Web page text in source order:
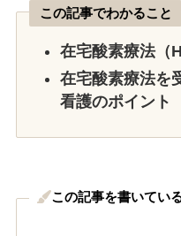
この記事でわかること
在宅酸素療法（
在宅酸素療法を
看護のポイント
この記事を書いてい